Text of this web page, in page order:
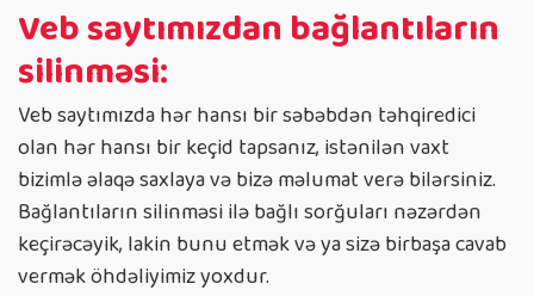
Veb saytımızdan bağlantıların
silinməsi:
Veb saytımızda hər hansı bir səbəbdən təhqiredici
olan hər hansı bir keçid tapsanız, istənilən vaxt
bizimlə əlaqə saxlaya və bizə məlumat verə bilərsiniz.
Bağlantıların silinməsi ilə bağlı sorğuları nəzərdən
keçirəcəyik, lakin bunu etmək və ya sizə birbaşa cavab
vermək öhdəliyimiz yoxdur.